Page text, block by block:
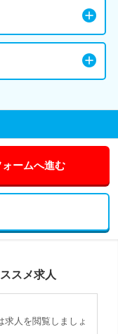
ームへ進む
スメ求人
求人を閲覧しましょ